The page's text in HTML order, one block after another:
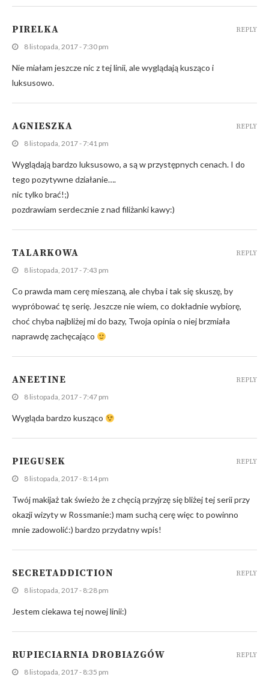
PIRELKA
8 listopada, 2017 - 7:30 pm
Nie miałam jeszcze nic z tej linii, ale wyglądają kusząco i
luksusowo.
REPLY
AGNIESZKA
8 listopada, 2017 - 7:41 pm
Wyglądają bardzo luksusowo, a są w przystępnych cenach. I do
tego pozytywne działanie….
nic tylko brać!;)
pozdrawiam serdecznie z nad filiżanki kawy:)
REPLY
TALARKOWA
8 listopada, 2017 - 7:43 pm
Co prawda mam cerę mieszaną, ale chyba i tak się skuszę, by
wypróbować tę serię. Jeszcze nie wiem, co dokładnie wybiorę,
choć chyba najbliżej mi do bazy, Twoja opinia o niej brzmiała
naprawdę zachęcająco
REPLY
ANEETINE
8 listopada, 2017 - 7:47 pm
Wygląda bardzo kusząco
REPLY
PIEGUSEK
8 listopada, 2017 - 8:14 pm
Twój makijaż tak świeżo że z chęcią przyjrzę się bliżej tej serii przy
okazji wizyty w Rossmanie:) mam suchą cerę więc to powinno
mnie zadowolić:) bardzo przydatny wpis!
REPLY
SECRETADDICTION
8 listopada, 2017 - 8:28 pm
Jestem ciekawa tej nowej linii:)
REPLY
RUPIECIARNIA DROBIAZGÓW
8 listopada, 2017 - 8:35 pm
REPLY